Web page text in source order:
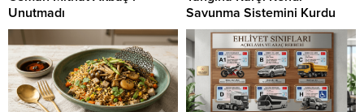
Unutmadı
Savunma Sistemini Kurdu